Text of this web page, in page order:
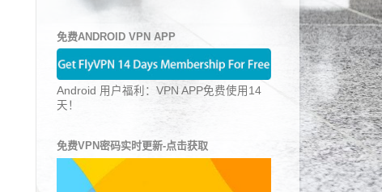
免费ANDROID VPN APP
Android 用户福利：VPN APP免费使用14
天！
免费VPN密码实时更新-点击获取